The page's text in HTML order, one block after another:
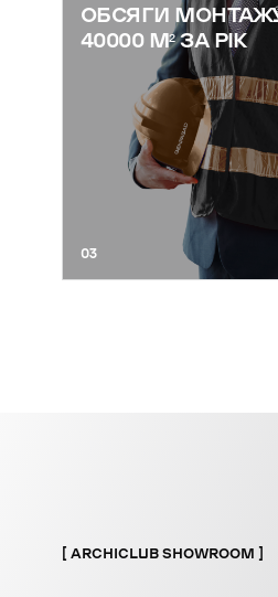
ОБСЯГИ
40000 М² ЗА РІК
03
ARCHICLUB SHOWROOM